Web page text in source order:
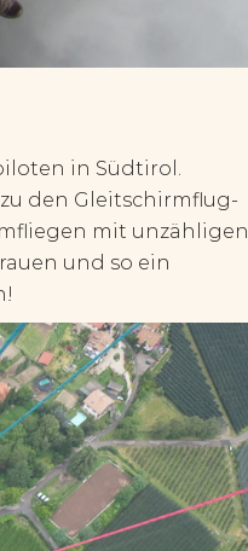
in Südtirol.
den Gleitschirmflug-
mit unzähligen
und so ein